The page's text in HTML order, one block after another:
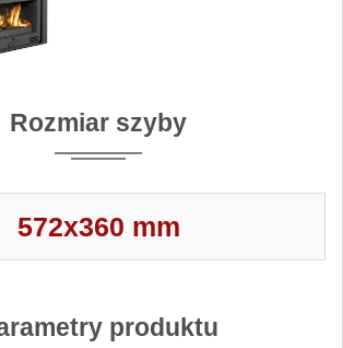
Rozmiar szyby
572x360 mm
produktu